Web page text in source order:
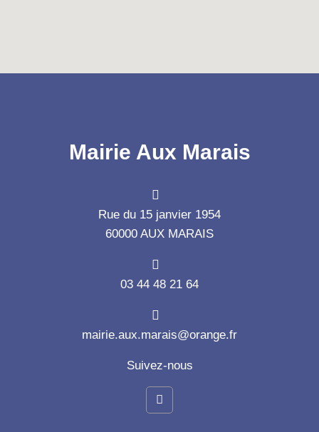
Mairie Aux Marais
Rue du 15 janvier 1954
60000 AUX MARAIS
03 44 48 21 64
mairie.aux.marais@orange.fr
Suivez-nous